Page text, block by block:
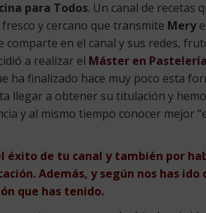
para Todos. Un canal de recetas
y cercano que transmite Mery
comparte en el canal y sus redes,
a realizar el Máster en Pastelería
ha finalizado hace muy poco esta
llegar a obtener su titulación y
y al mismo tiempo conocer mejor
éxito de tu canal y también por
Además, y según nos has
que has tenido.